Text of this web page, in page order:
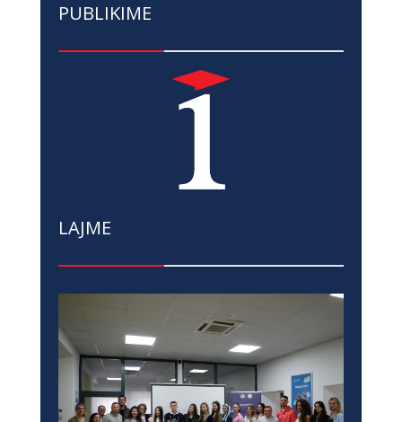
PUBLIKIME
LAJME